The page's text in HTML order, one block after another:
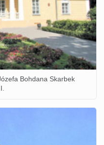
Bohdana Skarbek